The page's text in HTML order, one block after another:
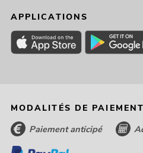
APPLICATIONS
MODALITÉS DE
Paiement anticipé